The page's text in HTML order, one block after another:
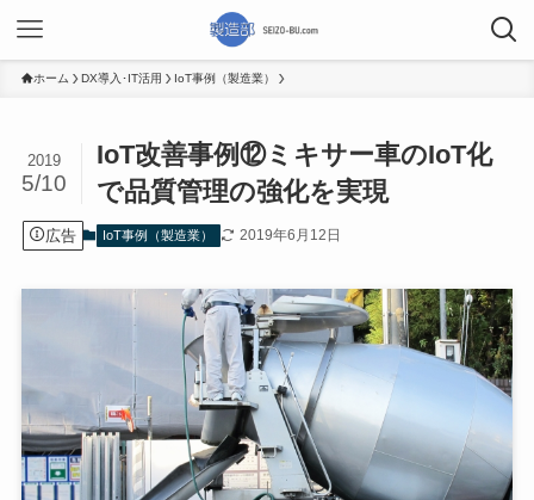
ホーム DX導入･IT活用 IoT事例（製造業）
IoT改善事例⑫ミキサー車のIoT化
で品質管理の強化を実現
2019
5/10
広告 IoT事例（製造業） 2019年6月12日